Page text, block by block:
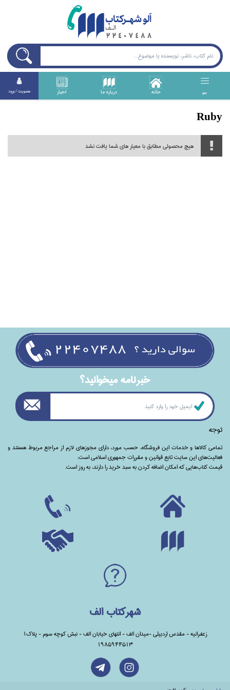
منو خانه درباره ما اخبار عضويت / ورود
Ruby
هیچ محصولی مطابق با معیار های شما یافت نشد
خبرنامه ميخوانيد؟
توجه
تمامی‌ کالاها و خدمات این فروشگاه، حسب مورد،‌ دارای مجوزهای لازم از مراجع مربوط هستند ‌و‌‌
فعالیت‌های این سایت تابع قوانین و مقررات جمهوری اسلامی است.
قیمت کتاب‌هایی که امکان اضافه کردن به سبد خرید را دارند،‌ به روز است.
شهرکتاب الف
زعفرانیه - مقدس اردبیلی -میدان الف - انتهای خیابان الف - نبش کوچه سوم - پلاک1
1985944513